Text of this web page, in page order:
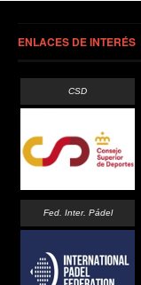
ENLACES DE INTERÉS
CSD
Fed. Inter. Pádel